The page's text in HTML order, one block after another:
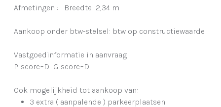
Afmetingen : Breedte 2,34 m
Aankoop onder btw-stelsel: btw op constructiewaarde
Vastgoedinformatie in aanvraag
P-score=D G-score=D
Ook mogelijkheid tot aankoop van:
3 extra ( aanpalende ) parkeerplaatsen